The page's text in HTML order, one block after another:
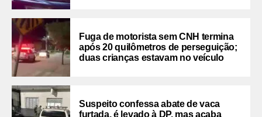
Fuga de motorista sem CNH termina
após 20 quilômetros de perseguição;
duas crianças estavam no veículo
Suspeito confessa abate de vaca
furtada, é levado à DP, mas acaba